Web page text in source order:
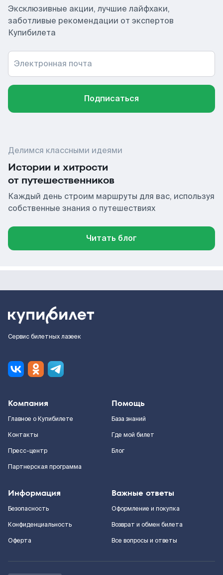
Эксклюзивные акции, лучшие лайфхаки,
заботливые рекомендации от экспертов
Купибилета
Электронная почта
Подписаться
Делимся классными идеями
Истории и хитрости
от путешественников
Каждый день строим маршруты для вас, используя
собственные знания о путешествиях
Читать блог
Сервис билетных лазеек
Компания
Главное о Купибилете
Контакты
Пресс-центр
Партнерская программа
Помощь
База знаний
Где мой билет
Блог
Информация
Безопасность
Конфиденциальность
Оферта
Важные ответы
Оформление и покупка
Возврат и обмен билета
Все вопросы и ответы